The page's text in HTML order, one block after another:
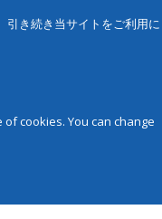
引き続き当サイトをご利用に
cookies. You can change